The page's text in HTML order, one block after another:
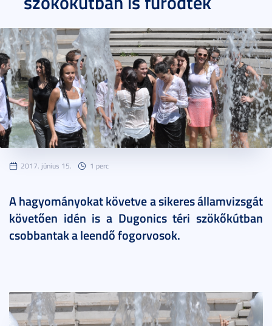
2017. június 15. 1 perc
A hagyományokat követve a sikeres államvizsgát
követően idén is a Dugonics téri szökőkútban
csobbantak a leendő fogorvosok.